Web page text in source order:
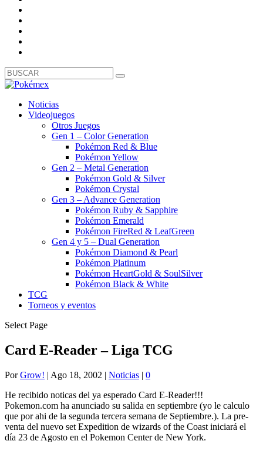
Noticias
Videojuegos
Otros Juegos
Gen 1 – Color Generation
Pokémon Red & Blue
Pokémon Yellow
Gen 2 – Metal Generation
Pokémon Gold & Silver
Pokémon Crystal
Gen 3 – Advance Generation
Pokémon Ruby & Sapphire
Pokémon Emerald
Pokémon FireRed & LeafGreen
Gen 4 y 5 – Dual Generation
Pokémon Diamond & Pearl
Pokémon Platinum
Pokémon HeartGold & SoulSilver
Pokémon Black & White
TCG
Torneos y eventos
Select Page
Card E-Reader – Liga TCG
PorGrow! | Ago 18, 2002 | Noticias | 0
He recibido noticas del ya esperado Card E-Reader!!!
Pokemon.com ha anunciado su salida en septiembre (yo le calculo
que por ahi de la segunda tercera semana de Septiembre.). La pre-
venta del nuevo set Expedition de wizards of the Coast iniciará el
día 23 de Agosto en el Pokemon Center de New York.